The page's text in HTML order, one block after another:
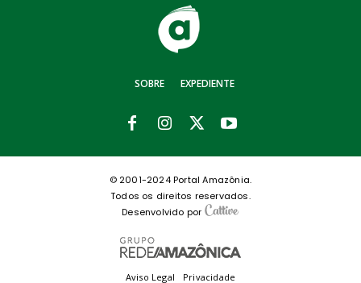
SOBRE EXPEDIENTE
© 2001-2024 Portal Amazônia.
Todos os direitos reservados.
Desenvolvido por
Aviso Legal Privacidade